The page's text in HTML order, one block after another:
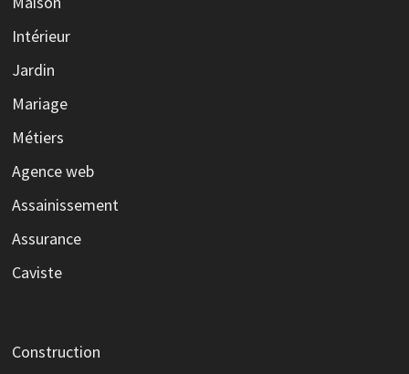
Intérieur
Jardin
Mariage
Métiers
Agence web
Assainissement
Assurance
Caviste
Construction